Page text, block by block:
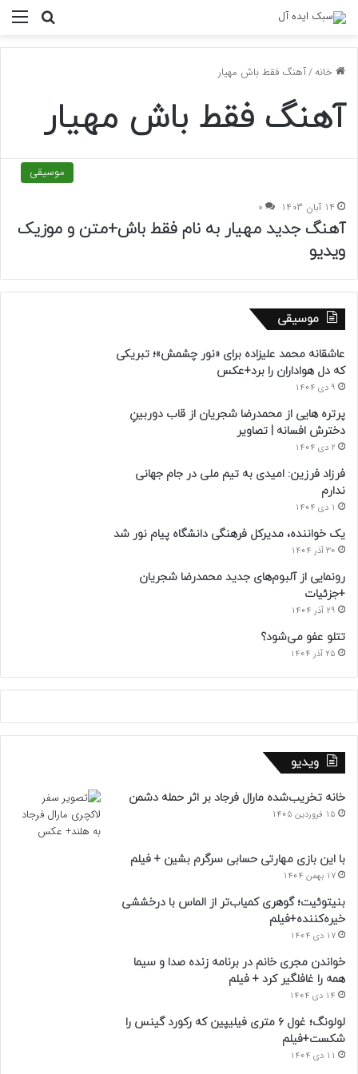
خانه/آهنگ فقط باش مهیار
آهنگ فقط باش مهیار
موسیقی
14 آبان 1403 0
آهنگ جدید مهیار به نام فقط باش+متن و موزیک
ویدیو
موسیقی
عاشقانه محمد علیزاده برای «نور چشمش»؛ تبریکی
که دل هواداران را برد+عکس
9 دی 1404
پرتره هایی از محمدرضا شجریان از قاب دوربینِ
دخترش افسانه | تصاویر
2 دی 1404
فرزاد فرزین: امیدی به تیم ملی در جام جهانی
ندارم
1 دی 1404
یک خواننده، مدیرکل فرهنگی دانشگاه پیام نور شد
30 آذر 1404
رونمایی از آلبوم‌های جدید محمدرضا شجریان
+جزئیات
29 آذر 1404
تتلو عفو می‌شود؟
25 آذر 1404
ویدیو
خانه تخریب‌شده مارال فرجاد بر اثر حمله دشمن
15 فروردین 1405
با این بازی مهارتی حسابی سرگرم بشین + فیلم
17 بهمن 1404
بنیتوئیت؛ گوهری کمیاب‌تر از الماس با درخششی
خیره‌کننده+فیلم
17 دی 1404
خواندن مجری خانم در برنامه زنده صدا و سیما
همه را غافلگیر کرد + فیلم
14 دی 1404
لولونگ؛ غول ۶ متری فیلیپین که رکورد گینس را
شکست+فیلم
11 دی 1404